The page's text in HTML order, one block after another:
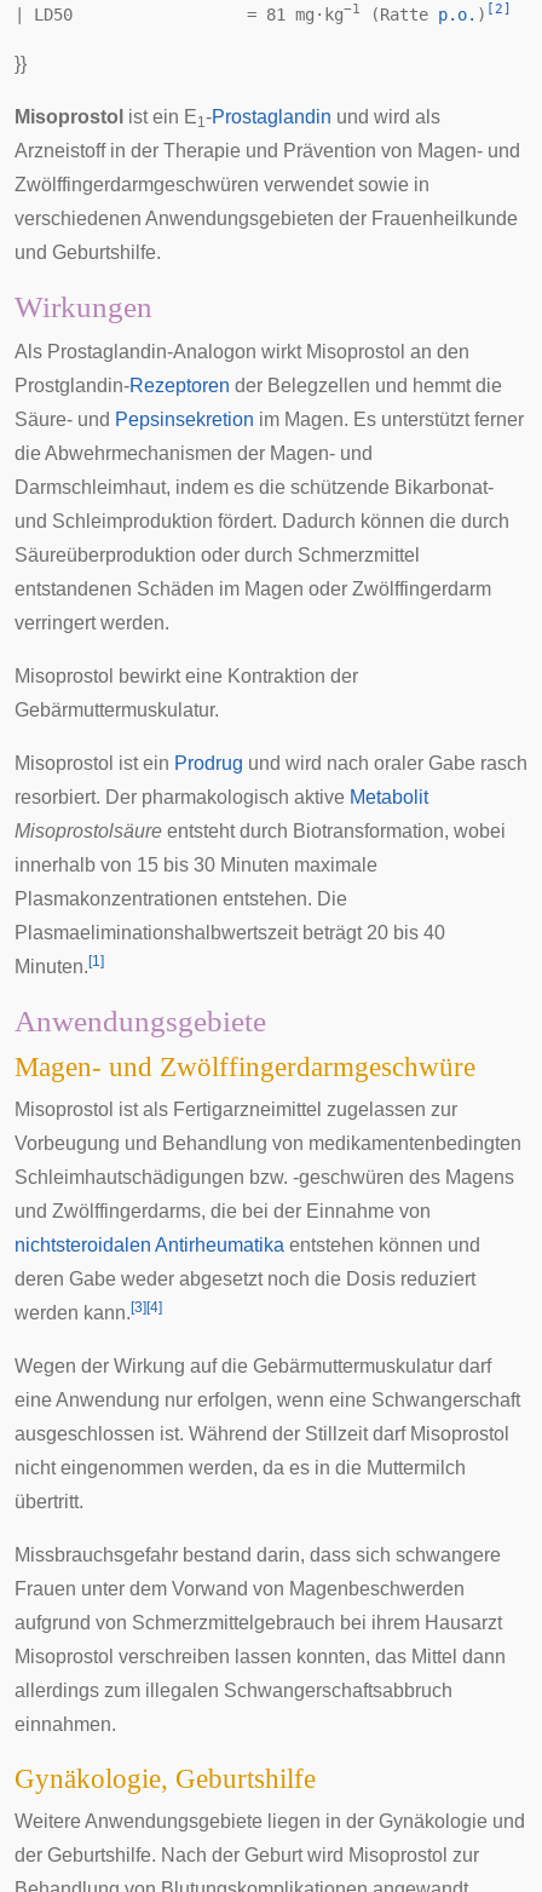
| LD50                  = 81 mg·kg−1 (Ratte p.o. ) 2
}}
Misoprostol ist ein E1 -Prostaglandin und wird als
Arzneistoff in der Therapie und Prävention von Magen- und
Zwölffingerdarmgeschwüren verwendet sowie in
verschiedenen Anwendungsgebieten der Frauenheilkunde
und Geburtshilfe.
Wirkungen
Als Prostaglandin-Analogon wirkt Misoprostol an den
Prostglandin-Rezeptoren der Belegzellen und hemmt die
Säure- und Pepsinsekretion im Magen. Es unterstützt ferner
die Abwehrmechanismen der Magen- und
Darmschleimhaut, indem es die schützende Bikarbonat-
und Schleimproduktion fördert. Dadurch können die durch
Säureüberproduktion oder durch Schmerzmittel
entstandenen Schäden im Magen oder Zwölffingerdarm
verringert werden.
Misoprostol bewirkt eine Kontraktion der
Gebärmuttermuskulatur.
Misoprostol ist ein Prodrug und wird nach oraler Gabe rasch
resorbiert. Der pharmakologisch aktive Metabolit
Misoprostolsäure entsteht durch Biotransformation, wobei
innerhalb von 15 bis 30 Minuten maximale
Plasmakonzentrationen entstehen. Die
Plasmaeliminationshalbwertszeitbeträgt 20 bis 40
Minuten.[1 ]
Anwendungsgebiete
Magen- und Zwölffingerdarmgeschwüre
Misoprostol ist als Fertigarzneimittel zugelassen zur
Vorbeugung und Behandlung von medikamentenbedingten
Schleimhautschädigungen bzw. -geschwüren des Magens
und Zwölffingerdarms, die bei der Einnahme von
nichtsteroidalen Antirheumatika entstehen können und
deren Gabe weder abgesetzt noch die Dosis reduziert
werden kann.[3][4]
Wegen der Wirkung auf die Gebärmuttermuskulatur darf
eine Anwendung nur erfolgen, wenn eine Schwangerschaft
ausgeschlossen ist. Während der Stillzeit darf Misoprostol
nicht eingenommen werden, da es in die Muttermilch
übertritt.
Missbrauchsgefahr bestand darin, dass sich schwangere
Frauen unter dem Vorwand von Magenbeschwerden
aufgrund von Schmerzmittelgebrauch bei ihrem Hausarzt
Misoprostol verschreiben lassen konnten, das Mittel dann
allerdings zum illegalen Schwangerschaftsabbruch
einnahmen.
Gynäkologie, Geburtshilfe
Weitere Anwendungsgebiete liegen in der Gynäkologie und
der Geburtshilfe. Nach der Geburt wird Misoprostol zur